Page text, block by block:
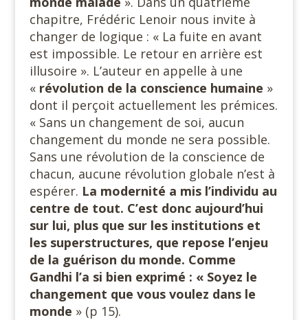
chapitre, Frédéric Lenoir nous invite à
changer de logique : « La fuite en avant
est impossible. Le retour en arrière est
illusoire ». L’auteur en appelle à une
« révolution de la conscience humaine »
dont il perçoit actuellement les prémices.
« Sans un changement de soi, aucun
changement du monde ne sera possible.
Sans une révolution de la conscience de
chacun, aucune révolution globale n’est à
espérer. La modernité a mis l’individu au
centre de tout. C’est donc aujourd’hui
sur lui, plus que sur les institutions et
les superstructures, que repose l’enjeu
de la guérison du monde. Comme
Gandhi l’a si bien exprimé : « Soyez le
changement que vous voulez dans le
monde » (p 15).